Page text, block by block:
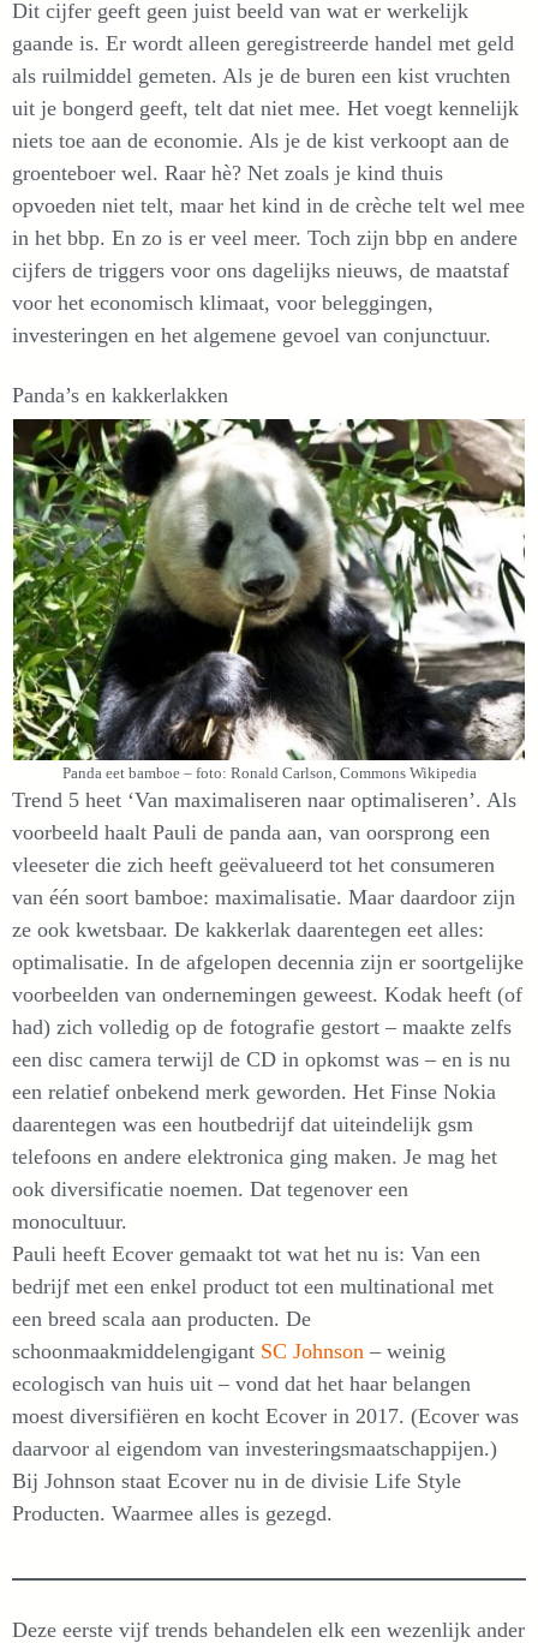
Dit cijfer geeft geen juist beeld van wat er werkelijk
gaande is. Er wordt alleen geregistreerde handel met geld
als ruilmiddel gemeten. Als je de buren een kist vruchten
uit je bongerd geeft, telt dat niet mee. Het voegt kennelijk
niets toe aan de economie. Als je de kist verkoopt aan de
groenteboer wel. Raar hè? Net zoals je kind thuis
opvoeden niet telt, maar het kind in de crèche telt wel mee
in het bbp. En zo is er veel meer. Toch zijn bbp en andere
cijfers de triggers voor ons dagelijks nieuws, de maatstaf
voor het economisch klimaat, voor beleggingen,
investeringen en het algemene gevoel van conjunctuur.
Panda’s en kakkerlakken
Panda eet bamboe – foto: Ronald Carlson, Commons Wikipedia
Trend 5 heet ‘Van maximaliseren naar optimaliseren’. Als
voorbeeld haalt Pauli de panda aan, van oorsprong een
vleeseter die zich heeft geëvalueerd tot het consumeren
van één soort bamboe: maximalisatie. Maar daardoor zijn
ze ook kwetsbaar. De kakkerlak daarentegen eet alles:
optimalisatie. In de afgelopen decennia zijn er soortgelijke
voorbeelden van ondernemingen geweest. Kodak heeft (of
had) zich volledig op de fotografie gestort – maakte zelfs
een disc camera terwijl de CD in opkomst was – en is nu
een relatief onbekend merk geworden. Het Finse Nokia
daarentegen was een houtbedrijf dat uiteindelijk gsm
telefoons en andere elektronica ging maken. Je mag het
ook diversificatie noemen. Dat tegenover een
monocultuur.
Pauli heeft Ecover gemaakt tot wat het nu is: Van een
bedrijf met een enkel product tot een multinational met
een breed scala aan producten. De
schoonmaakmiddelengigant SC Johnson – weinig
ecologisch van huis uit – vond dat het haar belangen
moest diversifiëren en kocht Ecover in 2017. (Ecover was
daarvoor al eigendom van investeringsmaatschappijen.)
Bij Johnson staat Ecover nu in de divisie Life Style
Producten. Waarmee alles is gezegd.
Deze eerste vijf trends behandelen elk een wezenlijk ander